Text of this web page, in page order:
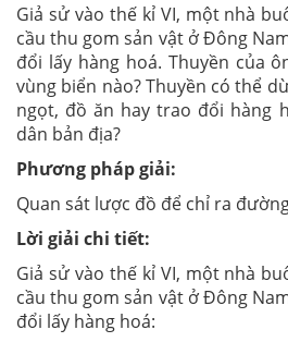
Giả sử vào thế kỉ VI, một nhà
cầu thu gom sản vật ở Đông
đổi lấy hàng hoá. Thuyền của
vùng biển nào? Thuyền có thể
ngọt, đồ ăn hay trao đổi hàng
dân bản địa?
Phương pháp giải:
Quan sát lược đồ để chỉ ra
Lời giải chi tiết:
Giả sử vào thế kỉ VI, một nhà
cầu thu gom sản vật ở Đông
đổi lấy hàng hoá: